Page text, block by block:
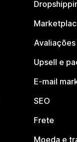
Upsell e
E-mail
SEO
Frete
Moeda e